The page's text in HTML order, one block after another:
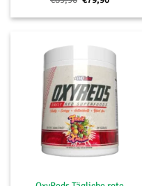
Preis
war: ist: